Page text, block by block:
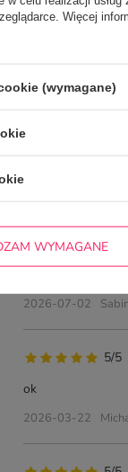
5/5
2026-07-02
5/5
ok
2026-03-22
Więcej
(wymagane)
WYMAGANE